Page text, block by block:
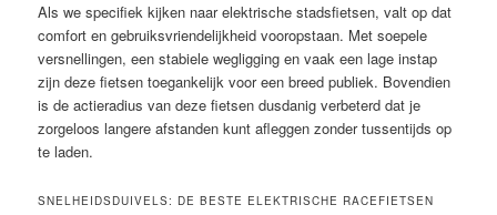
Als we specifiek kijken naar elektrische stadsfietsen, valt op dat
comfort en gebruiksvriendelijkheid vooropstaan. Met soepele
versnellingen, een stabiele wegligging en vaak een lage instap
zijn deze fietsen toegankelijk voor een breed publiek. Bovendien
is de actieradius van deze fietsen dusdanig verbeterd dat je
zorgeloos langere afstanden kunt afleggen zonder tussentijds op
te laden.
SNELHEIDSDUIVELS: DE BESTE ELEKTRISCHE RACEFIETSEN